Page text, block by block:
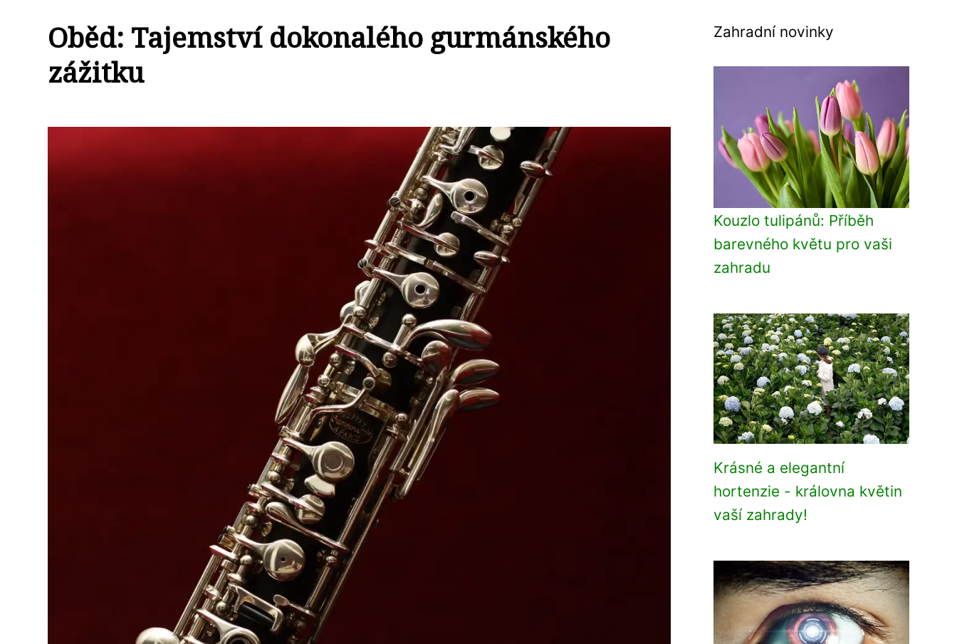
Oběd: Tajemství dokonalého gurmánského
zážitku
Zahradní novinky
Kouzlo tulipánů: Příběh
barevného květu pro vaši
zahradu
Krásné a elegantní
hortenzie - královna květin
vaší zahrady!